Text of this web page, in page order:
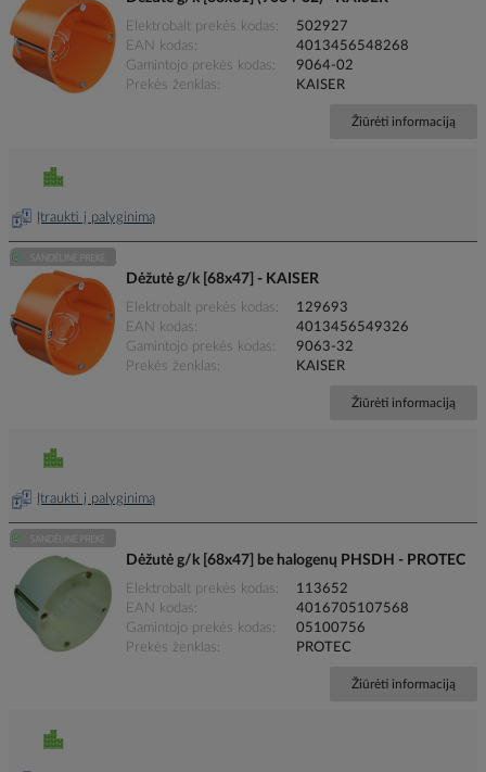
Elektrobalt prekės kodas
502927
EAN kodas
4013456548268
Gamintojo prekės kodas
9064-02
Prekės ženklas
KAISER
Žiūrėti informaciją
Įtraukti į palyginimą
Dėžutė g/k [68x47] - KAISER
Elektrobalt prekės kodas
129693
EAN kodas
4013456549326
Gamintojo prekės kodas
9063-32
Prekės ženklas
KAISER
Žiūrėti informaciją
Įtraukti į palyginimą
Dėžutė g/k [68x47] be halogenų PHSDH - PROTEC
Elektrobalt prekės kodas
113652
EAN kodas
4016705107568
Gamintojo prekės kodas
05100756
Prekės ženklas
PROTEC
Žiūrėti informaciją